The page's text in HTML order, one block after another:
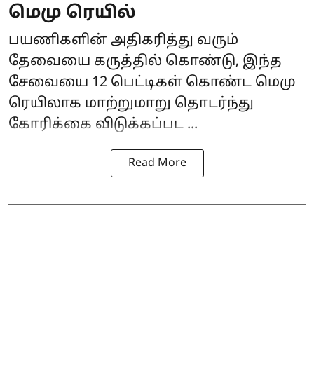
மெமு ரெயில்
பயணிகளின் அதிகரித்து வரும்
தேவையை கருத்தில் கொண்டு, இந்த
சேவையை 12 பெட்டிகள் கொண்ட மெமு
ரெயிலாக மாற்றுமாறு தொடர்ந்து
கோரிக்கை விடுக்கப்பட ...
Read More